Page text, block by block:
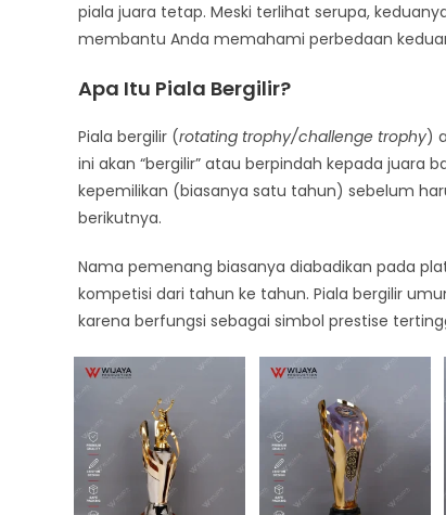
piala juara tetap. Meski terlihat serupa,
membantu Anda memahami perbedaan
Apa Itu Piala Bergilir?
Piala bergilir (rotating trophy/challenge trophy)
ini akan “bergilir” atau berpindah kepada
kepemilikan (biasanya satu tahun) sebelum
berikutnya.
Nama pemenang biasanya diabadikan pada
kompetisi dari tahun ke tahun. Piala bergilir
karena berfungsi sebagai simbol prestise